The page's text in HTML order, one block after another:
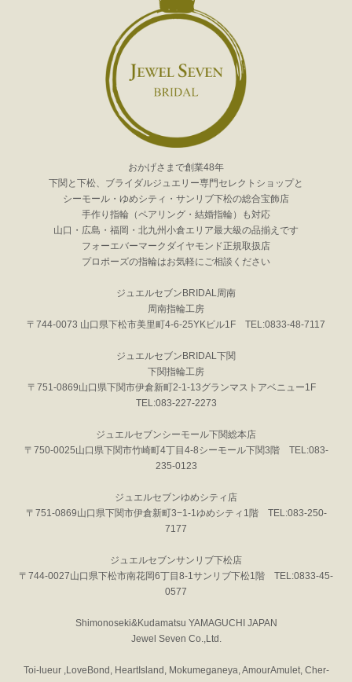
おかげさまで創業48年
下関と下松、ブライダルジュエリー専門セレクトショップと
シーモール・ゆめシティ・サンリブ下松の総合宝飾店
手作り指輪（ペアリング・結婚指輪）も対応
山口・広島・福岡・北九州小倉エリア最大級の品揃えです
フォーエバーマークダイヤモンド正規取扱店
プロポーズの指輪はお気軽にご相談ください
ジュエルセブンBRIDAL周南
周南指輪工房
〒744-0073 山口県下松市美里町4-6-25YKビル1F TEL:0833-48-7117
ジュエルセブンBRIDAL下関
下関指輪工房
〒751-0869山口県下関市伊倉新町2-1-13グランマストアベニュー1F
TEL:083-227-2273
ジュエルセブンシーモール下関総本店
〒750-0025山口県下関市竹崎町4丁目4-8シーモール下関3階 TEL:083-
235-0123
ジュエルセブンゆめシティ店
〒751-0869山口県下関市伊倉新町3−1-1ゆめシティ1階 TEL:083-250-
7177
ジュエルセブンサンリブ下松店
〒744-0027山口県下松市南花岡6丁目8-1サンリブ下松1階 TEL:0833-45-
0577
Shimonoseki&Kudamatsu YAMAGUCHI JAPAN
Jewel Seven Co.,Ltd.
Toi-lueur ,LoveBond, HeartIsland, Mokumeganeya, AmourAmulet, Cher-